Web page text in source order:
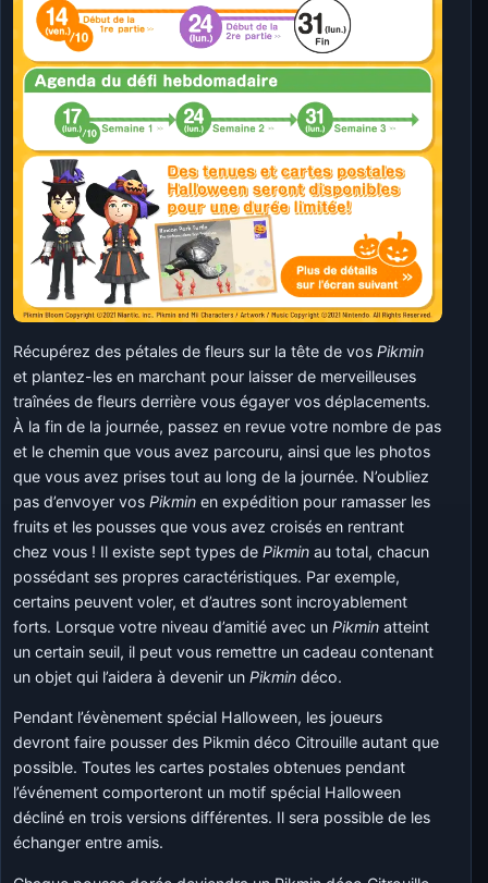
Récupérez des pétales de fleurs sur la tête de vosPikmin
et plantez-les en marchant pour laisser de merveilleuses
traînées de fleurs derrière vous égayer vos déplacements.
À la fin de la journée, passez en revue votre nombre de pas
et le chemin que vous avez parcouru, ainsi que les photos
que vous avez prises tout au long de la journée. N’oubliez
pas d’envoyer vosPikmin en expédition pour ramasser les
fruits et les pousses que vous avez croisés en rentrant
chez vous ! Il existe sept types dePikmin au total, chacun
possédant ses propres caractéristiques. Par exemple,
certains peuvent voler, et d’autres sont incroyablement
forts. Lorsque votre niveau d’amitié avec unPikmin atteint
un certain seuil, il peut vous remettre un cadeau contenant
un objet qui l’aidera à devenir unPikmin déco.
Pendant l’évènement spécial Halloween, les joueurs
devront faire pousser des Pikmin déco Citrouille autant que
possible. Toutes les cartes postales obtenues pendant
l’événement comporteront un motif spécial Halloween
décliné en trois versions différentes. Il sera possible de les
échanger entre amis.